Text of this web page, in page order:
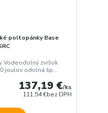
poltopánky Base
Vodeodolný zvršok
joulov odolná šp...
137,19 €/ks
111,54 €bez DPH